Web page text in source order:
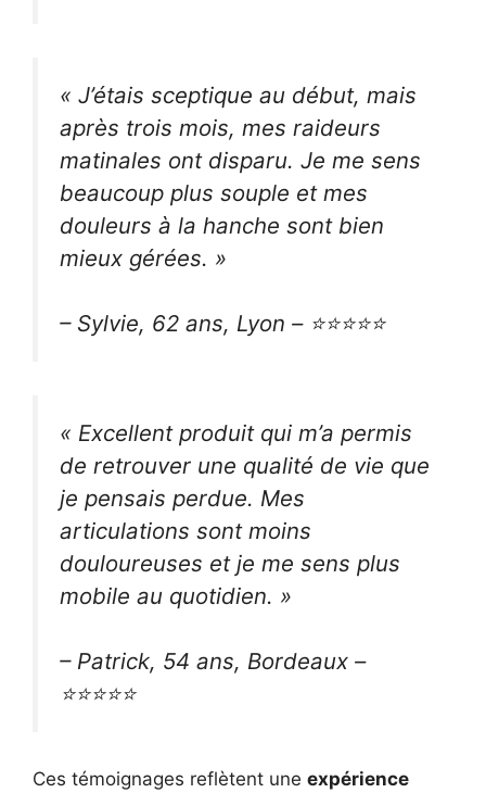
« J’étais sceptique au début, mais
après trois mois, mes raideurs
matinales ont disparu. Je me sens
beaucoup plus souple et mes
douleurs à la hanche sont bien
mieux gérées. »
– Sylvie, 62 ans, Lyon – ⭐⭐⭐⭐⭐
« Excellent produit qui m’a permis
de retrouver une qualité de vie que
je pensais perdue. Mes
articulations sont moins
douloureuses et je me sens plus
mobile au quotidien. »
– Patrick, 54 ans, Bordeaux –
⭐⭐⭐⭐⭐
Ces témoignages reflètent une expérience